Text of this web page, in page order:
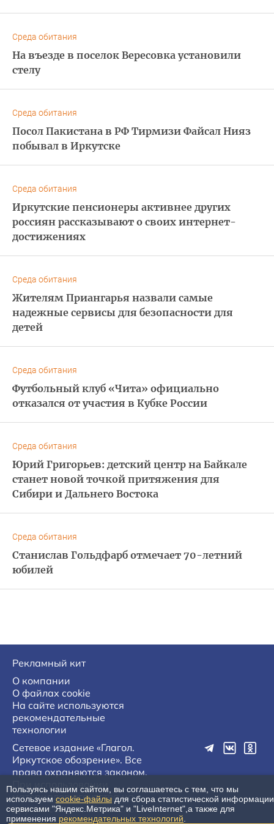
Среда обитания
На въезде в поселок Вересовка установили
стелу
Среда обитания
Посол Пакистана в РФ Тирмизи Файсал Нияз
побывал в Иркутске
Среда обитания
Иркутские пенсионеры активнее других
россиян рассказывают о своих интернет-
достижениях
Среда обитания
Жителям Приангарья назвали самые
надежные сервисы для безопасности для
детей
Среда обитания
Футбольный клуб «Чита» официально
отказался от участия в Кубке России
Среда обитания
Юрий Григорьев: детский центр на Байкале
станет новой точкой притяжения для
Сибири и Дальнего Востока
Среда обитания
Станислав Гольдфарб отмечает 70-летний
юбилей
Рекламный кит
О компании
О файлах cookie
На сайте используются
рекомендательные
технологии
Сетевое издание «Глагол.
Иркутское обозрение». Все
права охраняются законом.
При использовании
материалов агентства на
других сайтах, обязательна
гиперссылка.
Пользуясь нашим сайтом, вы соглашаетесь с тем, что мы
используем cookie-файлы для сбора статистической информации
сервисами "Яндекс.Метрика" и "LiveInternet",а также для
применения рекомендательных технологий